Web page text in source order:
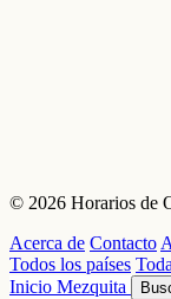
© 2026 Horarios de
Acerca de Contacto
Todos los países
Inicio Mezquita